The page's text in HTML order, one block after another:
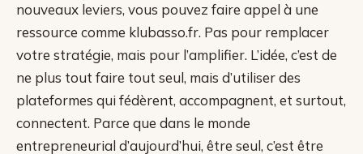
nouveaux leviers, vous pouvez faire appel à une
ressource comme klubasso.fr. Pas pour remplacer
votre stratégie, mais pour l’amplifier. L’idée, c’est de
ne plus tout faire tout seul, mais d’utiliser des
plateformes qui fédèrent, accompagnent, et surtout,
connectent. Parce que dans le monde
entrepreneurial d’aujourd’hui, être seul, c’est être